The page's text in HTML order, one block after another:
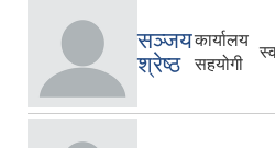
सञ्जय
श्रेष्ठ
कार्यालय
सहयोगी